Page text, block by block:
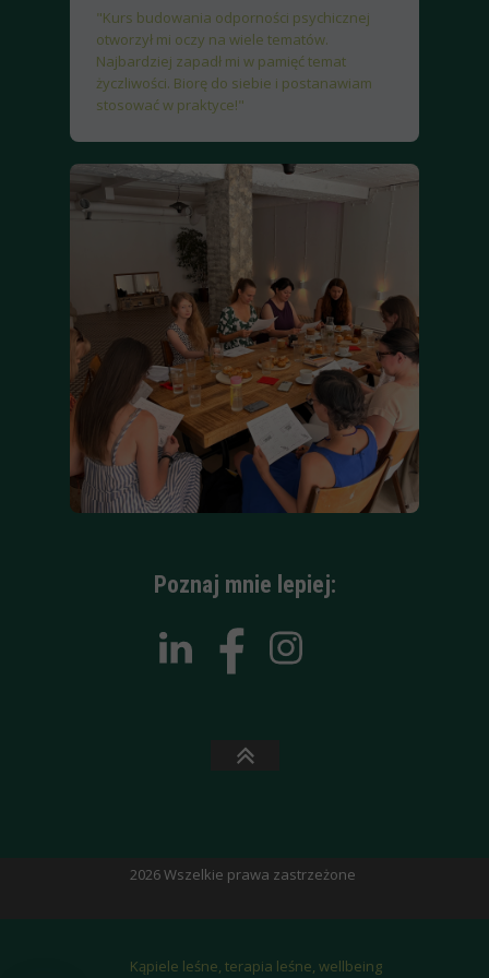
"Kurs budowania odporności psychicznej
otworzył mi oczy na wiele tematów.
Najbardziej zapadł mi w pamięć temat
życzliwości. Biorę do siebie i postanawiam
stosować w praktyce!"
Kąpiele leśne, terapia leśne, wellbeing
Poznaj mnie lepiej:
2026 Wszelkie prawa zastrzeżone